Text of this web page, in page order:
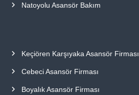
Natoyolu Asansör Bakım
Keçiören Karşıyaka Asansör Firması
Cebeci Asansör Firması
Boyalık Asansör Firması